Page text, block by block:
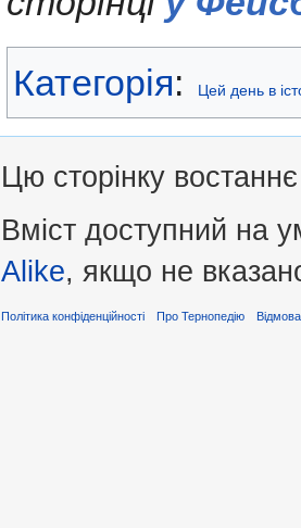
Категорія: Цей день в
Цю сторінку
Вміст доступний на
Alike, якщо не
Політика конфіденційності Про Тернопедію Відмова